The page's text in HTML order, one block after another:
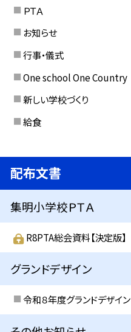
ＰＴＡ
お知らせ
行事・儀式
One school One Country
新しい学校づくり
給食
配布文書
集明小学校ＰＴＡ
R8PTA総会資料【決定版】
グランドデザイン
令和８年度グランドデザイン